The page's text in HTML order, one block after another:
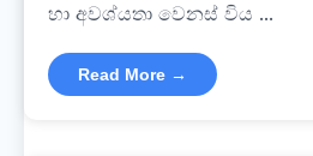
හා අවශ්යතා වෙනස් විය ...
Read More →